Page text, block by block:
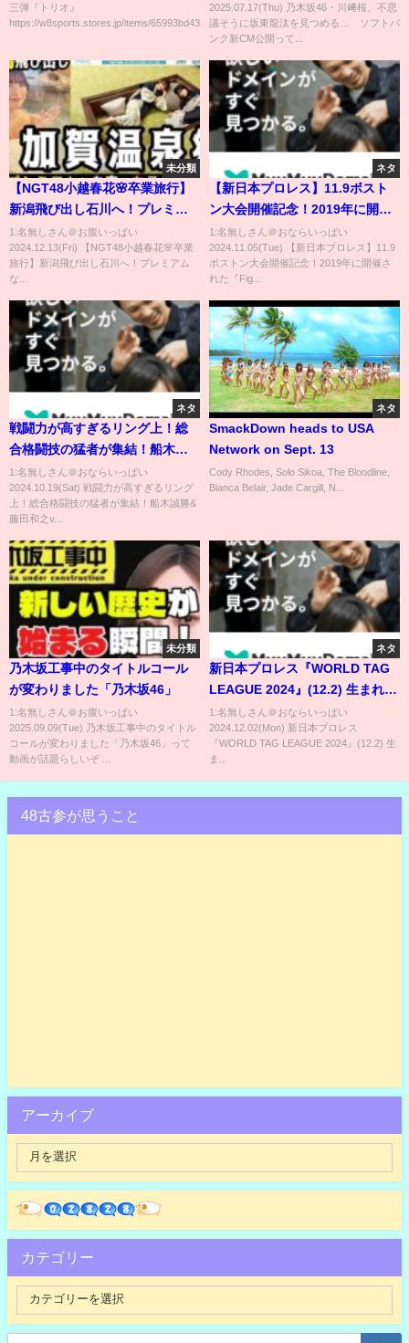
潜入！川崎フロンターレ×鹿島ア
ントラーズのレフェリー舞台裏
ー、フットボール
三弾『トリオ』
https://w8sports.stores.jp/items/65993bd43...
2025.07.17(Thu) 乃木坂46・川﨑桜、不思
議そうに坂東龍汰を見つめる… ソフトバ
ンク新CM公開って...
未分類
【NGT48小越春花🌸卒業旅行】
新潟飛び出し石川へ！プレミア
ムな加賀の名湯で最高の思い出
作り♨
1:名無しさん＠お腹いっぱい
2024.12.13(Fri) 【NGT48小越春花🌸卒業
旅行】新潟飛び出し石川へ！プレミアム
な...
ネタ
【新日本プロレス】11.9ボスト
ン大会開催記念！2019年に開催
された『Fighting Spirit
Unleashed』ボストン大会をフ
ルで期間限定無料配信！
1:名無しさん＠おならいっぱい
2024.11.05(Tue) 【新日本プロレス】11.9
ボストン大会開催記念！2019年に開催さ
れた『Fig...
ネタ
戦闘力が高すぎるリング上！総
合格闘技の猛者が集結！船木誠
勝&藤田和之vsジョシュ・バーネ
ット& 佐々木憂流迦！夢のドリ
ームマッチのゴングが鳴らされ
ニバースで配信中！》
1:名無しさん＠おならいっぱい
2024.10.19(Sat) 戦闘力が高すぎるリング
上！総合格闘技の猛者が集結！船木誠勝&
藤田和之v...
ネタ
SmackDown heads to USA
Network on Sept. 13
Cody Rhodes, Solo Sikoa, The Bloodline,
Bianca Belair, Jade Cargill, N...
未分類
乃木坂工事中のタイトルコール
が変わりました「乃木坂46」
1:名無しさん＠お腹いっぱい
2025.09.09(Tue) 乃木坂工事中のタイトル
コールが変わりました「乃木坂46」って
動画が話題らしいぞ ...
ネタ
新日本プロレス『WORLD TAG
LEAGUE 2024』(12.2) 生まれた
ての小鹿… ゼインはリングへ戻
れるのか⁉#shorts
1:名無しさん＠おならいっぱい
2024.12.02(Mon) 新日本プロレス
『WORLD TAG LEAGUE 2024』(12.2) 生
ま...
48古参が思うこと
アーカイブ
カテゴリー